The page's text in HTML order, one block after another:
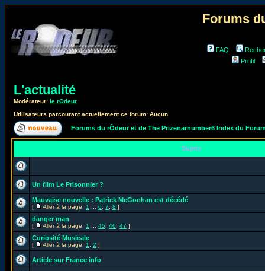
Forums
FAQ
Profil
L'actualité
Modérateur: le rOdeur
Utilisateurs parcourant actuellement ce forum: Aucun
Forums du rÔdeur et de The Prizenarnumber6 Index du
Sujets
Un film Le Prisonnier ?
Mauvaise nouvelle : Patrick McGoohan est décédé
[ Aller à la page: 1 6 7 8 ]
danger man
[ Aller à la page: 1 45 46 47 ]
Curiosité Musicale
[ Aller à la page: 1 2 ]
Article sur France info